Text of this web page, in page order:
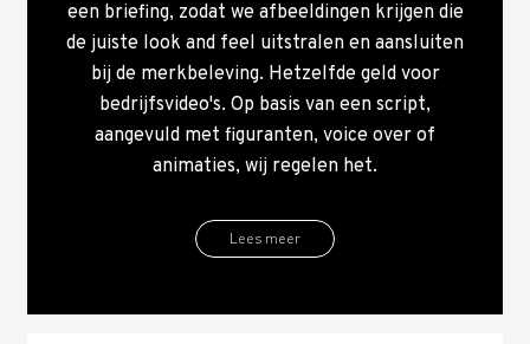
een briefing, zodat we afbeeldingen krijgen die
de juiste look and feel uitstralen en aansluiten
bij de merkbeleving. Hetzelfde geld voor
bedrijfsvideo's. Op basis van een script,
aangevuld met figuranten, voice over of
animaties, wij regelen het.
Lees meer